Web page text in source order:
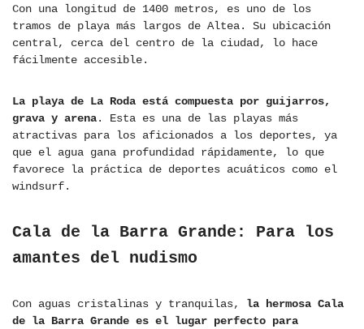
Con una longitud de 1400 metros, es uno de los
tramos de playa más largos de Altea. Su ubicación
central, cerca del centro de la ciudad, lo hace
fácilmente accesible.
La playa de La Roda está compuesta por guijarros,
grava y arena. Esta es una de las playas más
atractivas para los aficionados a los deportes, ya
que el agua gana profundidad rápidamente, lo que
favorece la práctica de deportes acuáticos como el
windsurf.
Cala de la Barra Grande: Para los
amantes del nudismo
Con aguas cristalinas y tranquilas, la hermosa Cala
de la Barra Grande es el lugar perfecto para